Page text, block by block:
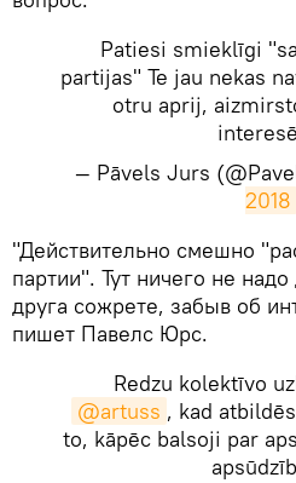
Patiesi smieklīgi
partijas" Te jau nekas
otru aprij,
— Pāvels Jurs
2018
​"Действительно смешно
партии". Тут ничего не
друга сожрете, забыв об
пишет Павелс Юрс.
Redzu kolektīvo
@artuss , kad
to, kāpēc balsoji par